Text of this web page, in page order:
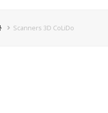
Scanners 3D CoLiDo